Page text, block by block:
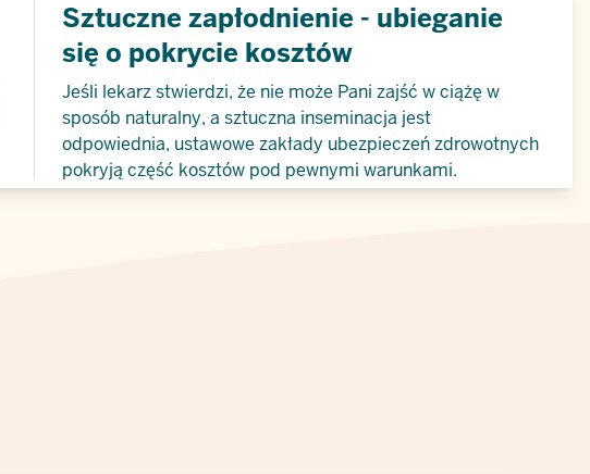
Sztuczne zapłodnienie - ubieganie
się o pokrycie kosztów
Jeśli lekarz stwierdzi, że nie może Pani zajść w ciążę w
sposób naturalny, a sztuczna inseminacja jest
odpowiednia, ustawowe zakłady ubezpieczeń zdrowotnych
pokryją część kosztów pod pewnymi warunkami.